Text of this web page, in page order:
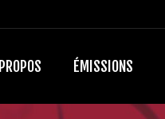
ÉMISSIONS